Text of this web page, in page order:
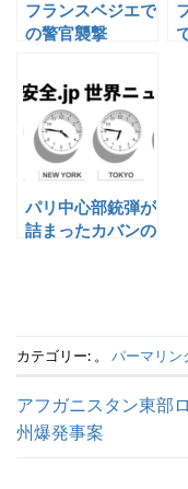
フランスベジエで
の警官襲撃
パリ中心部銃弾が
詰まったカバンの
カテゴリー: 。 パーマリン
アフガニスタン東部
州爆発事案